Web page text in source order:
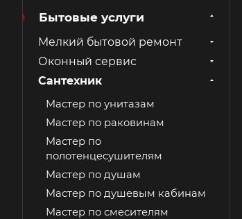
Бытовые услуги
Мелкий бытовой ремонт
Оконный сервис
Сантехник
Мастер по унитазам
Мастер по раковинам
Мастер по
полотенцесушителям
Мастер по душам
Мастер по душевым кабинам
Мастер по смесителям